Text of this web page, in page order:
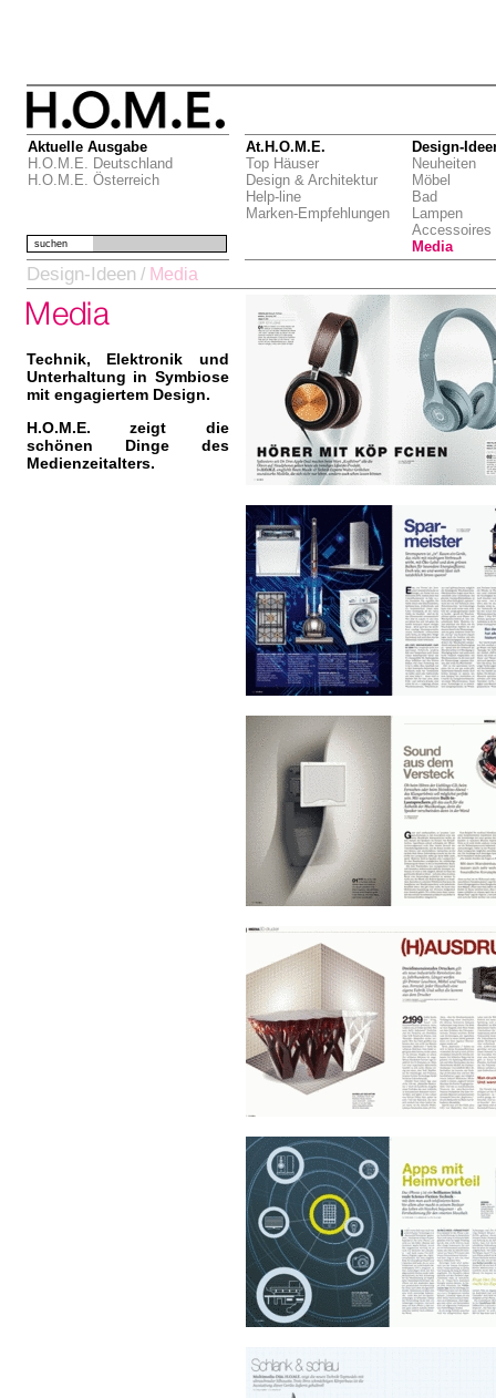
Aktuelle Ausgabe
H.O.M.E. Deutschland
H.O.M.E. Österreich
At.H.O.M.E.
Top Häuser
Design & Architektur
Help-line
Marken-Empfehlungen
Design-
Neuheiten
Möbel
Bad
Lampen
Accessoires
Media
suchen
Design-Ideen / Media
Technik, Elektronik und
Unterhaltung in Symbiose
mit engagiertem Design.
H.O.M.E. zeigt die
schönen Dinge des
Medienzeitalters.